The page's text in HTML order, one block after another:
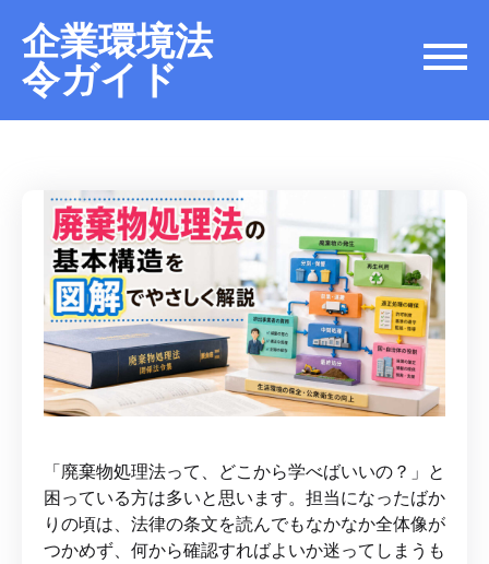
企業環境法
令ガイド
「廃棄物処理法って、どこから学べばいいの？」と
困っている方は多いと思います。担当になったばか
りの頃は、法律の条文を読んでもなかなか全体像が
つかめず、何から確認すればよいか迷ってしまうも